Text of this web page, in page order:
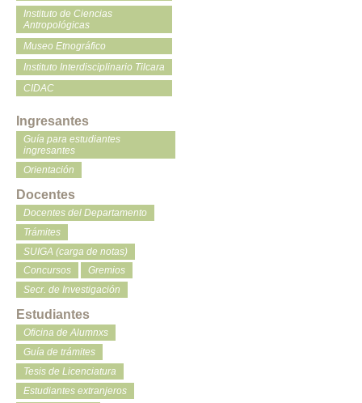
Instituto de Ciencias
Antropológicas
Museo Etnográfico
Instituto Interdisciplinario Tilcara
CIDAC
Ingresantes
Guía para estudiantes
ingresantes
Orientación
Docentes
Docentes del Departamento
Trámites
SUIGA (carga de notas)
Concursos
Gremios
Secr. de Investigación
Estudiantes
Oficina de Alumnxs
Guía de trámites
Tesis de Licenciatura
Estudiantes extranjeros